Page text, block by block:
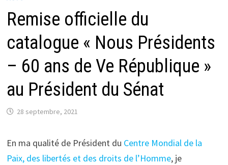
Remise officielle du
catalogue « Nous Présidents
– 60 ans de Ve République »
au Président du Sénat
28 septembre, 2021
En ma qualité de Président du Centre Mondial de la
Paix, des libertés et des droits de l’Homme, je